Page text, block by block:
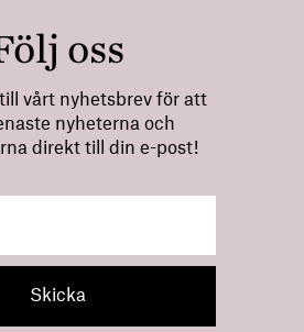
oss
vårt nyhetsbrev för att
nyheterna och
direkt till din e-post!